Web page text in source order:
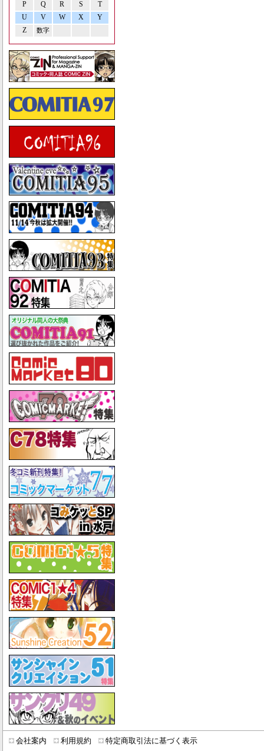
P Q R S
T
U
V W X
Y
Z
数字
会社案内 利用規約 特定商取引法に基づく表示